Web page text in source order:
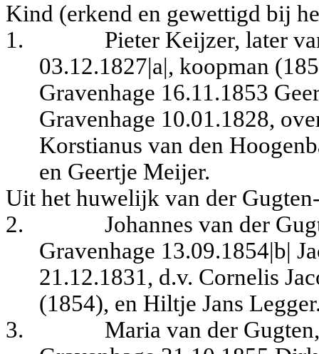
Kind (erkend en gewettigd bij
1.
Pieter Keijzer, later
03.12.1827|a|, koopman
Gravenhage 16.11.1853
Gravenhage 10.01.1828,
Korstianus van den
en Geertje Meijer.
Uit het huwelijk van der
2.
Johannes van der
Gravenhage 13.09.1854|b|
21.12.1831, d.v. Cornelis
(1854), en Hiltje Jans
3.
Maria van der